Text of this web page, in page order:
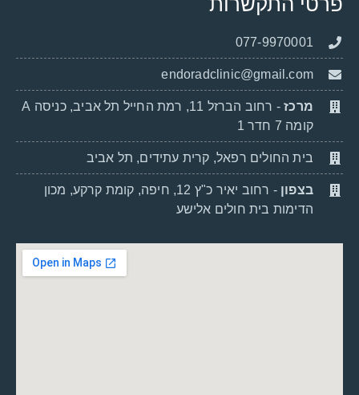
077-9970001
endoradclinic@gmail.com
מרכז
- רחוב הברזל 11, רמת החייל תל אביב, כניסה A
קומה 7 חדר 1
בית החולים רפאל, קרית עתידים, תל אביב
בצפון
- רחוב יאיר כ"ץ 12, חיפה, קומת קרקע, מכון
הדימות בית חולים אלישע